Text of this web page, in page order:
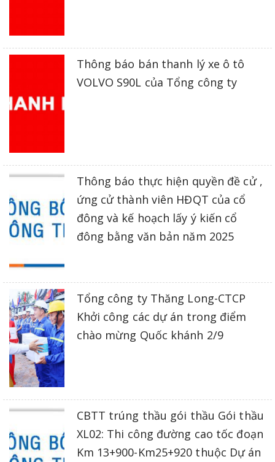
Thông báo bán thanh lý xe ô tô
VOLVO S90L của Tổng công ty
Thông báo thực hiện quyền đề cử ,
ứng cử thành viên HĐQT của cổ
đông và kế hoạch lấy ý kiến cổ
đông bằng văn bản năm 2025
Tổng công ty Thăng Long-CTCP
Khởi công các dự án trong điểm
chào mừng Quốc khánh 2/9
CBTT trúng thầu gói thầu Gói thầu
XL02: Thi công đường cao tốc đoạn
Km 13+900-Km25+920 thuộc Dự án